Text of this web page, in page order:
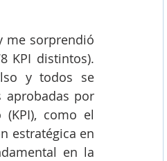
me sorprendió
KPI distintos).
y todos se
como el
estratégica en
en la